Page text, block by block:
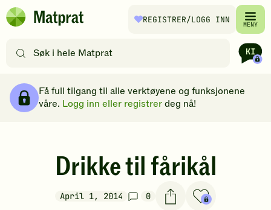
Hopp til hovedinnhold
Matprat
REGISTRER/LOGG INN MENY
etter
filtre
Få full tilgang til alle verktøyene og funksjonene
våre. Logg inn eller registrerdeg nå!
Drikke til fårikål
April 1, 2014 0